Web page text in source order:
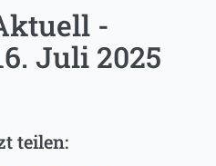
-
Juli 2025